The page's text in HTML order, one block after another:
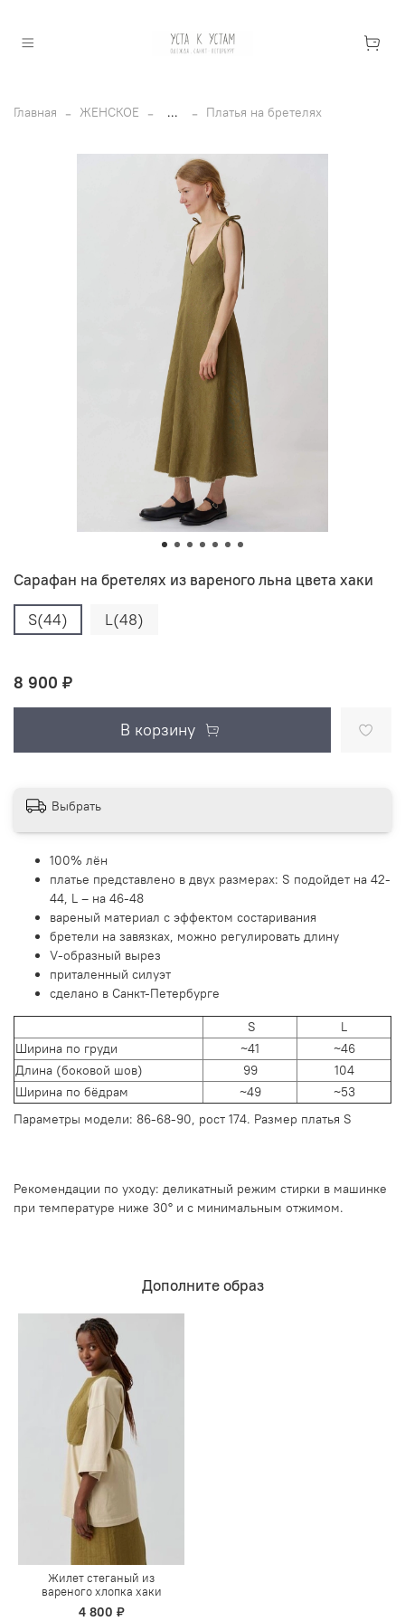
Главная ЖЕНСКОЕ ... Платья на бретелях
Сарафан на бретелях из вареного льна цвета хаки
S(44)
L(48)
8 900 ₽
В корзину
Выбрать
100% лён
платье представлено в двух размерах: S подойдет на 42-
44, L – на 46-48
вареный материал с эффектом состаривания
бретели на завязках, можно регулировать длину
V-образный вырез
приталенный силуэт
сделано в Санкт-Петербурге
Параметры модели: 86-68-90, рост 174. Размер платья S
S
L
Ширина по груди
~41
~46
Длина (боковой шов)
99
104
Ширина по бёдрам
~49 ~53
Рекомендации по уходу: деликатный режим стирки в машинке
при температуре ниже 30° и с минимальным отжимом.
Дополните образ
Жилет стеганый из
вареного хлопка хаки
4 800 ₽